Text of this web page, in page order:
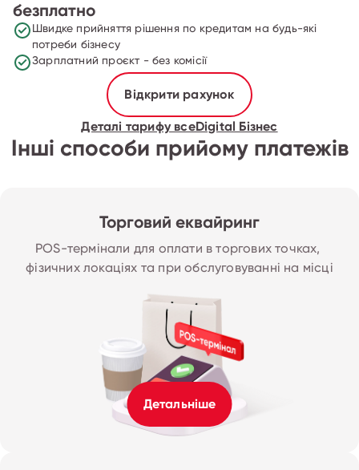
безплатно
Швидке прийняття рішення по кредитам на будь-які
потреби бізнесу
Зарплатний проєкт - без комісії
Відкрити рахунок
Деталі тарифу всеDigital Бізнес
Інші способи прийому платежів
Торговий еквайринг
POS-термінали для оплати в торгових точках,
фізичних локаціях та при обслуговуванні на місці
Детальніше